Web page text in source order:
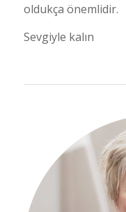
oldukça önemlidir.
Sevgiyle kalın